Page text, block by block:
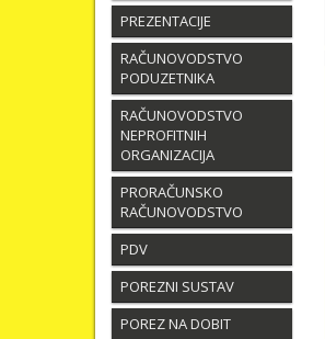
PREZENTACIJE
RAČUNOVODSTVO
PODUZETNIKA
RAČUNOVODSTVO
NEPROFITNIH
ORGANIZACIJA
PRORAČUNSKO
RAČUNOVODSTVO
PDV
POREZNI SUSTAV
POREZ NA DOBIT